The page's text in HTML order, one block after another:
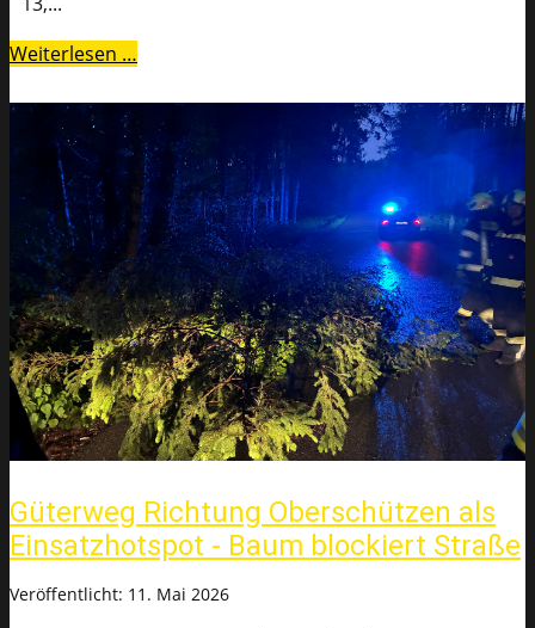
Weiterlesen …
Güterweg Richtung Oberschützen als
Einsatzhotspot - Baum blockiert Straße
Veröffentlicht: 11. Mai 2026